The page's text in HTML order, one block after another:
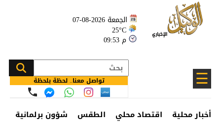
الجمعة 2026-08-07
25°C
09:53 م
☰ تواصل معنا.. لحظة بلحظة
أخبار محلية اقتصاد محلي الطقس شؤون برلمانية